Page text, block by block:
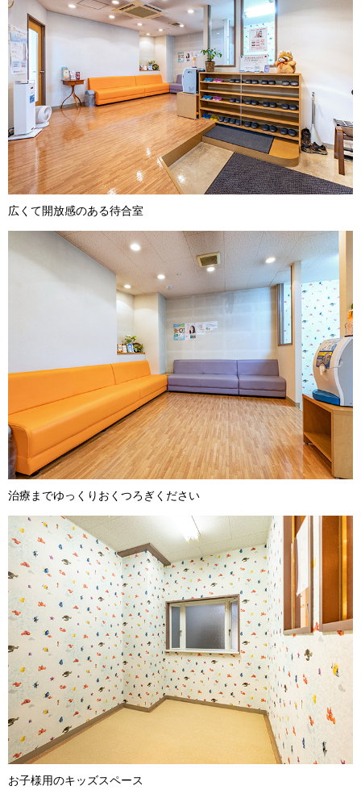
広くて開放感のある待合室
治療までゆっくりおくつろぎください
お子様用のキッズスペース